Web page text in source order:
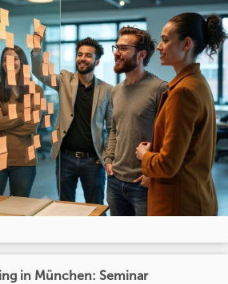
in München: Seminar